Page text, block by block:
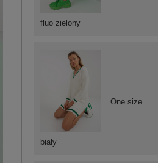
biały
One size
fluo zielony